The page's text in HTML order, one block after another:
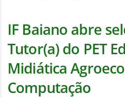
IF Baiano abre
Tutor(a) do PET
Midiática
Computação